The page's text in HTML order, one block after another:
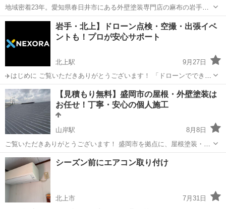
地域密着23年。愛知県春日井市にある外壁塗装専門店の麻布の岩手営
業所です。 過去たくさんの戸建て住宅の塗り替えをさせていただきま
した。 自慢の腕利き職人による、高品質で低価格な塗装工事をご提供
いたします。 無料相談は予...
岩手 宮古市 千徳駅 その他 無料
岩手・北上】ドローン点検・空撮・出張イベ
ントも！プロが安心サポート
北上駅
9月27日
✈️はじめに ご覧いただきありがとうございます！ 「ドローンでできる
こと」をもっと身近に、もっと安心に。 岩手県北上市を拠点に、住宅
点検・空撮・出張イベントを行っている NEXORA（ネクソラ） で
す。 「屋...
岩手 北上市 北上駅 その他 ドローン
【見積もり無料】盛岡市の屋根・外壁塗装は
お任せ！丁寧・安心の個人施工
山岸駅
8月8日
ご覧いただきありがとうございます！ 盛岡市を拠点に、屋根塗装・外
壁塗装・防水塗装など、各種塗装工事を行っている《林田塗装》で
す。 🏠 お住まいのこんなお悩みありませんか？ ・外壁の色あせやひ
び割れ ・屋根のサビやコケが気...
岩手 盛岡市 山岸駅 無料
シーズン前にエアコン取り付け
北上市
7月31日